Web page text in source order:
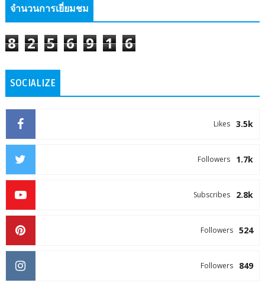
จำนวนการเยี่ยมชม
8 2 5 6 9 1 6
SOCIALIZE
3.5k
Likes
1.7k
Followers
2.8k
Subscribes
524
Followers
849
Followers